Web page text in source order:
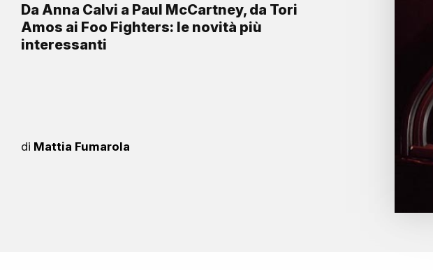
Da Anna Calvi a Paul McCartney, da Tori
Amos ai Foo Fighters: le novità più
interessanti
di Mattia Fumarola